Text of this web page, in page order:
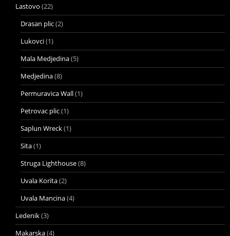
Lastovo (22)
Drasan plic(2)
Lukovci(1)
Mala Medjedina(5)
Medjedina(8)
Permuravica Wall(1)
Petrovac plic(1)
Saplun Wreck(1)
Sita(1)
Struga Lighthouse(8)
Uvala Korita(2)
Uvala Mancina(4)
Ledenik(3)
Makarska(4)